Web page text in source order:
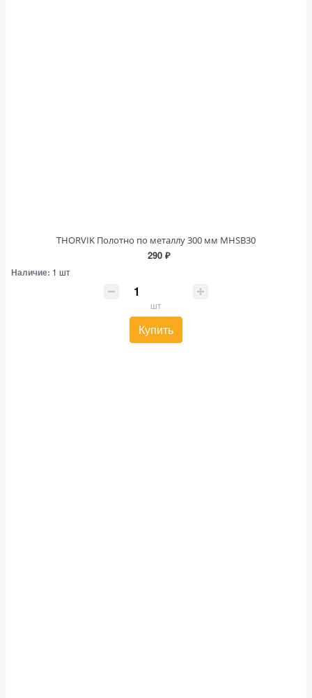
THORVIK Полотно по металлу 300 мм MHSB30
290 ₽
Наличие: 1 шт
шт
Купить